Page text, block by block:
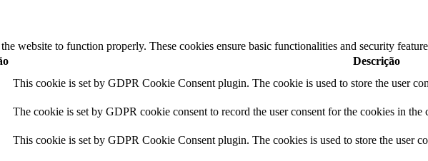
website to function properly. These cookies ensure basic functionalities and security
Descrição
This cookie is set by GDPR Cookie Consent plugin. The cookie is used to store the user
The cookie is set by GDPR cookie consent to record the user consent for the cookies in
This cookie is set by GDPR Cookie Consent plugin. The cookies is used to store the user